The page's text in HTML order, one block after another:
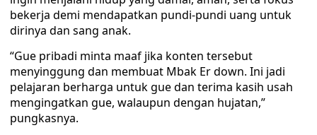
bekerja demi mendapatkan pundi-pundi uang untuk
dirinya dan sang anak.
“Gue pribadi minta maaf jika konten tersebut
menyinggung dan membuat Mbak Er down. Ini jadi
pelajaran berharga untuk gue dan terima kasih usah
mengingatkan gue, walaupun dengan hujatan,”
pungkasnya.